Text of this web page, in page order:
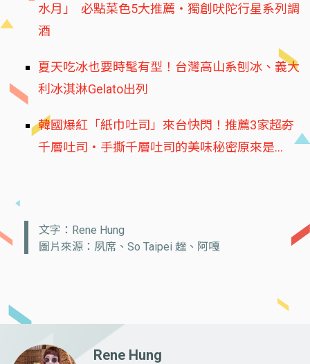
水月」 必點菜色5大推薦‧獨創吠陀行星系列調
酒
夏天吃冰也要時髦有型！台灣高山系刨冰、義大
利冰淇淋Gelato出列
韓國爆紅「紙巾吐司」來台快閃！推薦3家超夯
千層吐司‧手撕千層吐司的美味秘密原來是…
文字：Rene Hung
圖片來源：夙席、So Taipei 趖、阿嘎
Rene Hung